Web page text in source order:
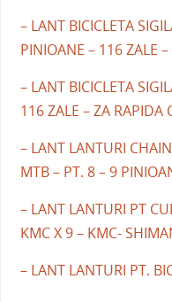
– LANT BICICLETA
PINIOANE – 116 ZALE
– LANT BICICLETA
116 ZALE – ZA RAPIDA
– LANT LANTURI
MTB – PT. 8 – 9
– LANT LANTURI PT
KMC X 9 – KMC-
– LANT LANTURI PT.